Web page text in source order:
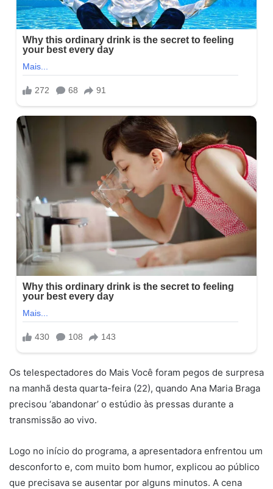
Os telespectadores do Mais Você foram pegos de surpresa
na manhã desta quarta-feira (22), quando Ana Maria Braga
precisou ‘abandonar’ o estúdio às pressas durante a
transmissão ao vivo.
Logo no início do programa, a apresentadora enfrentou um
desconforto e, com muito bom humor, explicou ao público
que precisava se ausentar por alguns minutos. A cena